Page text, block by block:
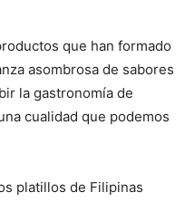
que han formado
asombrosa de sabores
la gastronomía de
cualidad que podemos
platillos de Filipinas